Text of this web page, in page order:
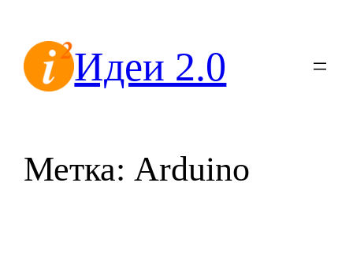
содержимомуИдеи 2.0
Метка:Arduino